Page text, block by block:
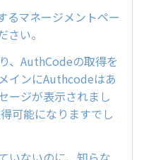
るマネージメントペー
い。
、AuthCodeの取得を
インにAuthcodeはあ
ージが表示されまし
可能になりますでし